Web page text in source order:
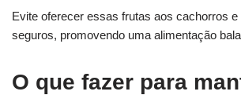
Evite oferecer essas frutas aos cachorros e
seguros, promovendo uma alimentação
O que fazer para